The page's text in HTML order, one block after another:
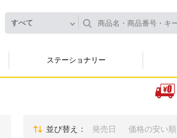
すべて
ステーショナリー
並び替え 発売日 価格の安い順